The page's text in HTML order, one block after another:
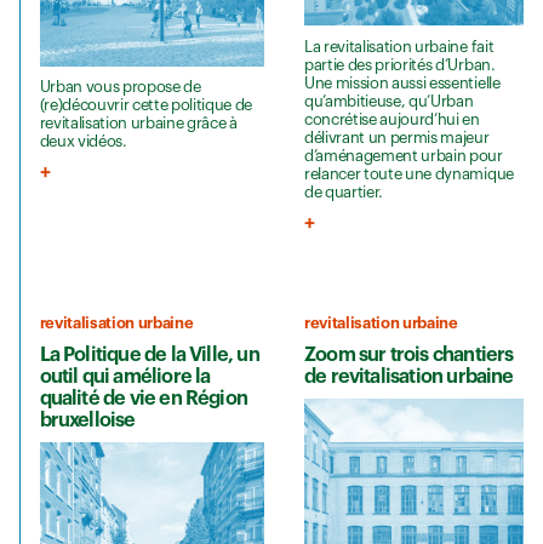
Urban vous propose de
(re)découvrir cette politique de
revitalisation urbaine grâce à
deux vidéos.
La revitalisation urbaine fait
partie des priorités d’Urban.
Une mission aussi essentielle
qu’ambitieuse, qu’Urban
concrétise aujourd’hui en
délivrant un permis majeur
d’aménagement urbain pour
relancer toute une dynamique
de quartier.
revitalisation urbaine
La Politique de la Ville, un
outil qui améliore la
qualité de vie en Région
bruxelloise
revitalisation urbaine
Zoom sur trois chantiers
de revitalisation urbaine